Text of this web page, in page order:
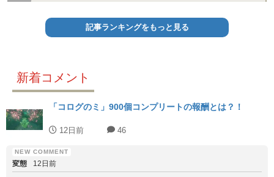
記事ランキングをもっと見る
新着コメント
「コログのミ」900個コンプリートの報酬とは？！
12日前 46
変態 12日前